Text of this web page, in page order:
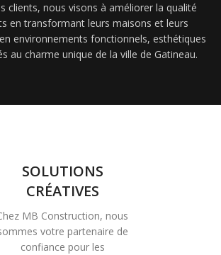
clients, nous visons à améliorer la qualité
en transformant leurs maisons et leurs
environnements fonctionnels, esthétiques
au charme unique de la ville de Gatineau.
SOLUTIONS
CRÉATIVES
MB Construction, nous
votre partenaire de
confiance pour les